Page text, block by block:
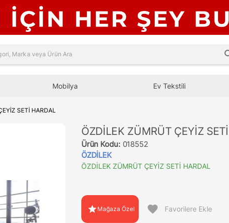
Mobilya Ev Tekstili
SETİ HARDAL
ÖZDİLEK ZÜMRÜT ÇEYİZ
Ürün Kodu: 018552
ÖZDİLEK
ÖZDİLEK ZÜMRÜT ÇEYİZ SETİ HARDAL
star Mağaza Özel favorite Favorilere Ekle